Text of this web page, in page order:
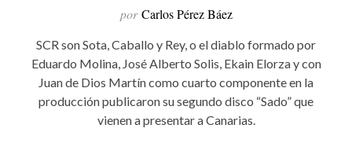
por Carlos Pérez Báez
SCR son Sota, Caballo y Rey, o el diablo formado por
Eduardo Molina, José Alberto Solis, Ekain Elorza y con
Juan de Dios Martín como cuarto componente en la
producción publicaron su segundo disco “Sado” que
vienen a presentar a Canarias.